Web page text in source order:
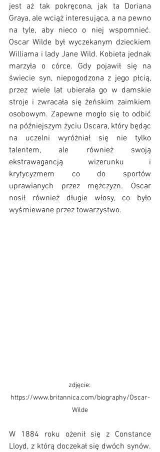
jest aż tak pokręcona, jak ta Doriana
Graya, ale wciąż interesująca, a na pewno
na tyle, aby nieco o niej wspomnieć.
Oscar Wilde był wyczekanym dzieckiem
Williama i lady Jane Wild. Kobieta jednak
marzyła o córce. Gdy pojawił się na
świecie syn, niepogodzona z jego płcią,
przez wiele lat ubierała go w damskie
stroje i zwracała się żeńskim zaimkiem
osobowym. Zapewne mogło się to odbić
na późniejszym życiu Oscara, który będąc
na uczelni wyróżniał się nie tylko
talentem, ale również swoją
ekstrawagancją wizerunku i
krytycyzmem co do sportów
uprawianych przez mężczyzn. Oscar
nosił również długie włosy, co było
wyśmiewane przez towarzystwo.
zdjęcie:
https://www.britannica.com/biography/Oscar-
Wilde
W 1884 roku ożenił się z Constance
Lloyd, z którą doczekał się dwóch synów.